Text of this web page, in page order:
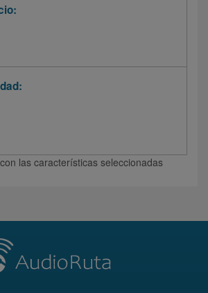
las características seleccionadas